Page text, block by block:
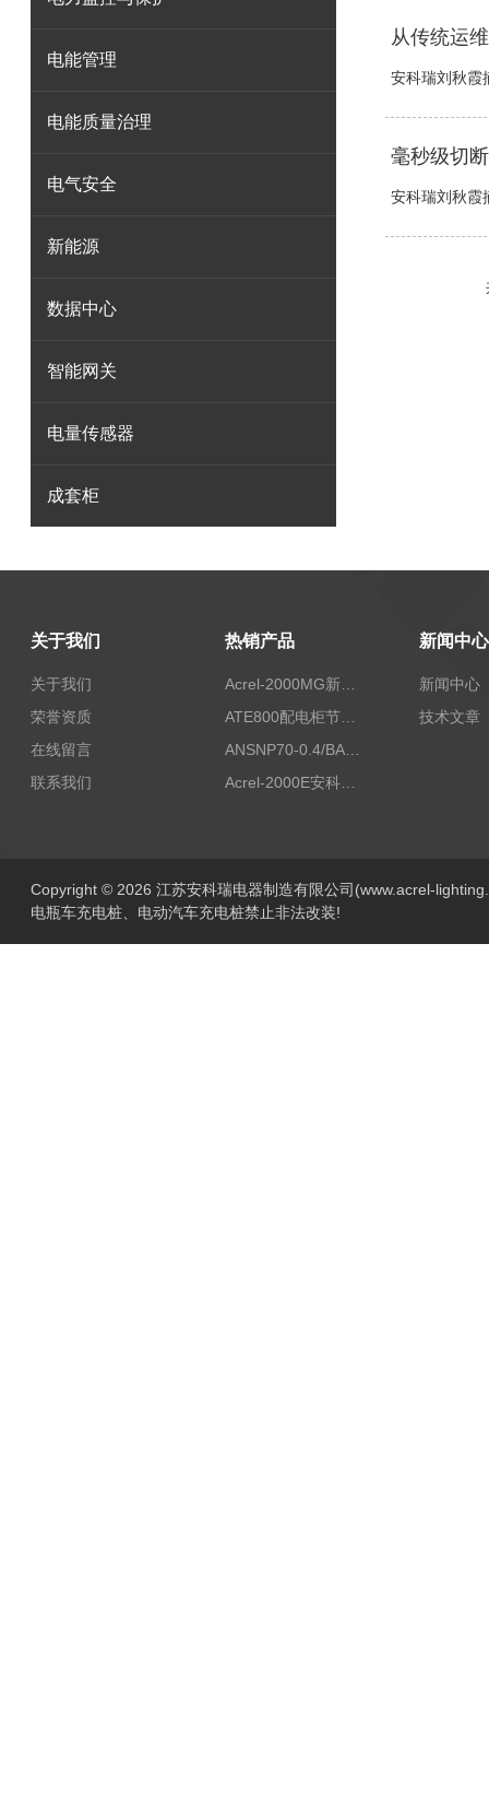
电能管理
电能质量治理
电气安全
新能源
数据中心
智能网关
电量传感器
成套柜
从传统运
安科瑞刘秋霞
毫秒级切
安科瑞刘秋霞
关于我们
关于我们
荣誉资质
在线留言
联系我们
热销产品
Acrel-2000MG新能源消纳安科瑞微电网能量管理系统
ATE800配电柜节点无线测温/表带捆绑/无源感应取电
ANSNP70-0.4/BANSNP中线安防保护器 治理三相不平衡
Acrel-2000E安科瑞Acrel配电室综合监控系统
新闻中心
新闻中心
技术文章
Copyright © 2026 江苏安科瑞电器制造有限公司(www.acrel-
电瓶车充电桩、电动汽车充电桩禁止非法改装!